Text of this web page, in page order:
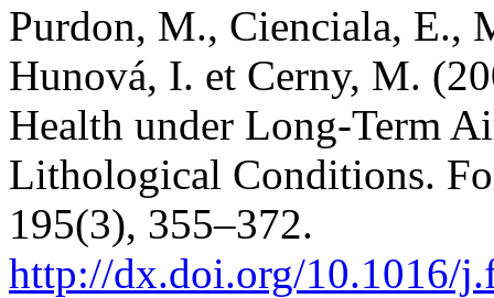
Purdon, M., Cienciala, E.,
Hunová, I. et Cerny, M.
Health under Long-Term
Lithological Conditions.
195(3), 355–372.
http://dx.doi.org/10.1016/